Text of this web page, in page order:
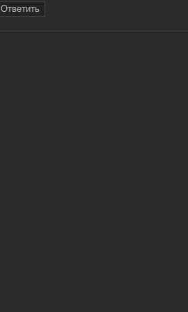
Ответить